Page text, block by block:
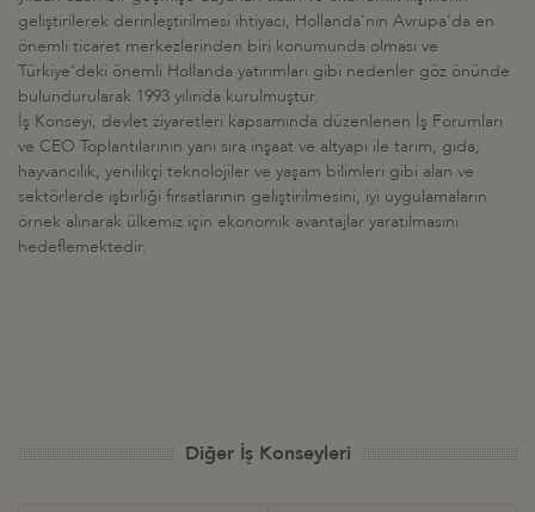
geliştirilerek derinleştirilmesi ihtiyacı, Hollanda'nın Avrupa'da en
önemli ticaret merkezlerinden biri konumunda olması ve
Türkiye'deki önemli Hollanda yatırımları gibi nedenler göz önünde
bulundurularak 1993 yılında kurulmuştur.
İş Konseyi, devlet ziyaretleri kapsamında düzenlenen İş Forumları
ve CEO Toplantılarının yanı sıra inşaat ve altyapı ile tarım, gıda,
hayvancılık, yenilikçi teknolojiler ve yaşam bilimleri gibi alan ve
sektörlerde işbirliği fırsatlarının geliştirilmesini, iyi uygulamaların
örnek alınarak ülkemiz için ekonomik avantajlar yaratılmasını
hedeflemektedir.
Diğer İş Konseyleri